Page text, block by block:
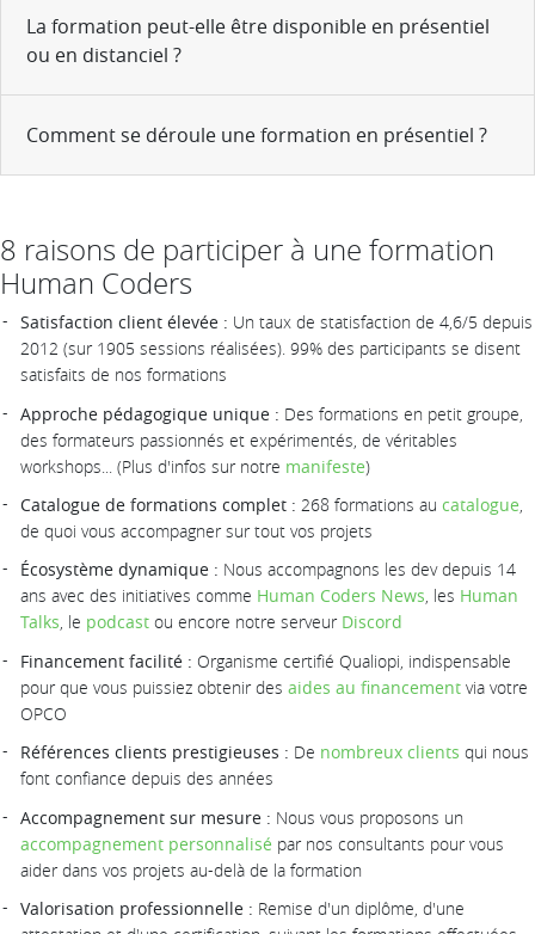
La formation peut-elle être disponible en présentiel
ou en distanciel ?
Comment se déroule une formation en présentiel ?
8 raisons de participer à une formation
Human Coders
Satisfaction client élevée : Un taux de statisfaction de 4,6/5 depuis
2012 (sur 1905 sessions réalisées). 99% des participants se disent
satisfaits de nos formations
Approche pédagogique unique : Des formations en petit groupe,
des formateurs passionnés et expérimentés, de véritables
workshops... (Plus d'infos sur notre manifeste)
Catalogue de formations complet : 268 formations au catalogue,
de quoi vous accompagner sur tout vos projets
Écosystème dynamique : Nous accompagnons les dev depuis 14
ans avec des initiatives comme Human Coders News, les Human
Talks, le podcast ou encore notre serveur Discord
Financement facilité : Organisme certifié Qualiopi, indispensable
pour que vous puissiez obtenir des aides au financement via votre
OPCO
Références clients prestigieuses : De nombreux clients qui nous
font confiance depuis des années
Accompagnement sur mesure : Nous vous proposons un
accompagnement personnalisé par nos consultants pour vous
aider dans vos projets au-delà de la formation
Valorisation professionnelle : Remise d'un diplôme, d'une